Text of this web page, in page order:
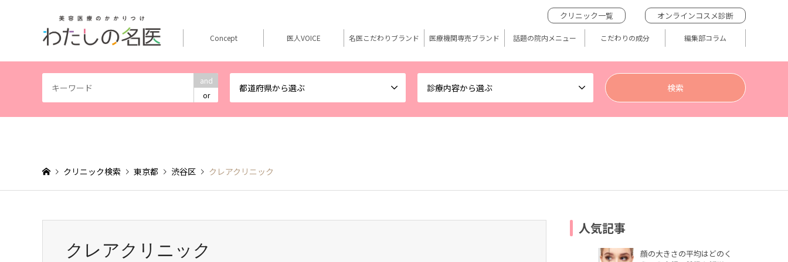
and
or
都道府県から選ぶ 診療内容から選ぶ
クリニック一覧 オンラインコスメ診断
Concept 医人VOICE 名医こだわりブランド 医療機関専売ブランド 話題の院内メニュー こだわりの成分 編集部コラム
クリニック検索 東京都 渋谷区 クレアクリニック
クレアクリニック
人気記事
顔の大きさの平均はどのく